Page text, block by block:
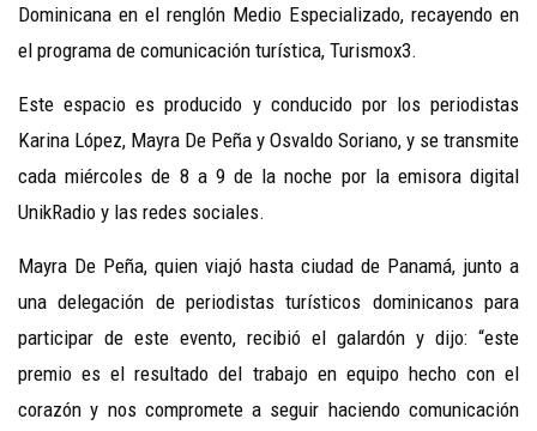
Dominicana en el renglón Medio Especializado, recayendo en
el programa de comunicación turística, Turismox3.
Este espacio es producido y conducido por los periodistas
Karina López, Mayra De Peña y Osvaldo Soriano, y se transmite
cada miércoles de 8 a 9 de la noche por la emisora digital
UnikRadio y las redes sociales.
Mayra De Peña, quien viajó hasta ciudad de Panamá, junto a
una delegación de periodistas turísticos dominicanos para
participar de este evento, recibió el galardón y dijo: “este
premio es el resultado del trabajo en equipo hecho con el
corazón y nos compromete a seguir haciendo comunicación